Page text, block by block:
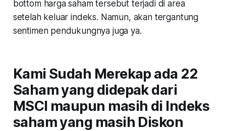
bottomharga saham tersebut terjadi di area
setelah keluar indeks. Namun, akan tergantung
sentimen pendukungnya juga ya.
Kami Sudah Merekap ada 22
Saham yang didepak dari
MSCI maupun masih di Indeks
saham yang masih Diskon